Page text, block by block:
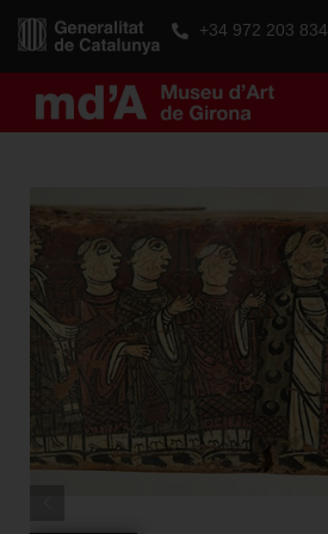
+34 972 203 834